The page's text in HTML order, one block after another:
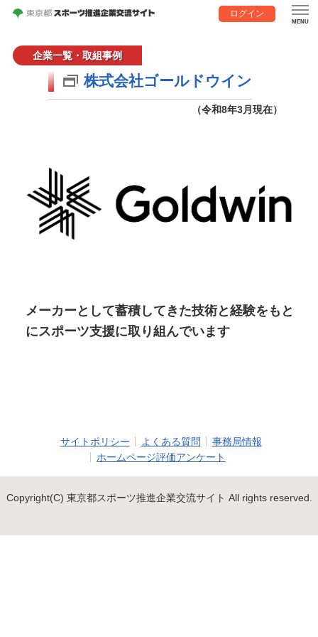
ログイン
企業一覧・取組事例
株式会社ゴールドウイン
（令和8年3月現在）
メーカーとして蓄積してきた技術と経験をもと
にスポーツ支援に取り組んでいます
サイトポリシー よくある質問
事務局情報
ホームページ評価アンケート
Copyright(C) 東京都スポーツ推進企業交流サイト All rights reserved.